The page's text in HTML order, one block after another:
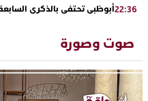
22:36أبوظبي تحتفي بالذكرى
13:30دنيا بوطازوت تواصل تألقها
“كوفرة فالغيس”
19:11يقظة أمنية تنهي كابوس
رهينتين من قبضة ذي سوابق
صوت وصورة